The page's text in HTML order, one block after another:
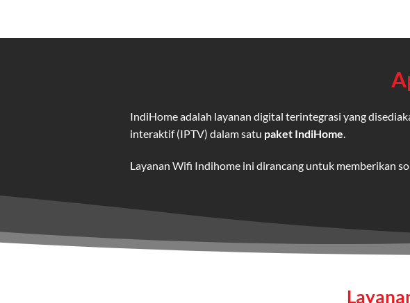
IndiHome adalah layanan digital terintegrasi yang
interaktif (IPTV) dalam satu paket IndiHome
Layanan Wifi Indihome ini dirancang untuk memberikan
Wifi IndiHome adalah layananinternetberbasis fiber optic